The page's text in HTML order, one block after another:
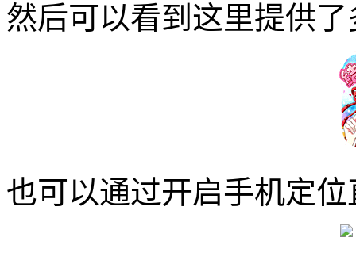
然后可以看到这里提供
也可以通过开启手机定